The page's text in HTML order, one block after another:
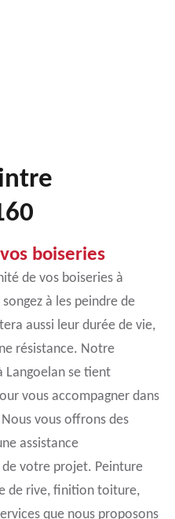
boiseries
de vos boiseries à
à les peindre de
aussi leur durée de vie,
résistance. Notre
Langoelan se tient
vous accompagner dans
vous offrons des
assistance
votre projet. Peinture
de rive, finition toiture,
que nous proposons